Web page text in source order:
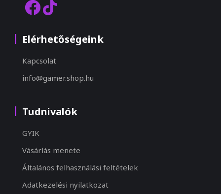
Elérhetőségeink
Kapcsolat
info@gamer.shop.hu
Tudnivalók
GYIK
Vásárlás menete
Általános felhasználási feltételek
Adatkezelési nyilatkozat